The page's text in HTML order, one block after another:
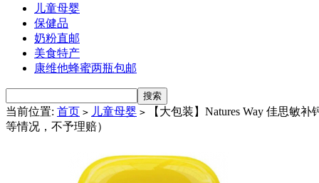
儿童母婴
保健品
奶粉直邮
美食特产
康维他蜂蜜两瓶包邮
当前位置: 首页 > 儿童母婴 > 【大包装】Natures Way 佳思敏
等情况，不予理赔）